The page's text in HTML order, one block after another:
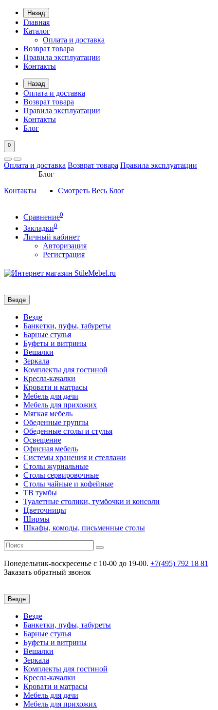
Назад
Главная
Каталог
Оплата и доставка
Возврат товара
Правила эксплуатации
Контакты
Назад
Оплата и доставка
Возврат товара
Правила эксплуатации
Контакты
Блог
0
Оплата и доставка Возврат товара Правила эксплуатации
Контакты
Блог
Смотреть Весь Блог
Сравнение0
Закладки0
Личный кабинет
Авторизация
Регистрация
Везде
Везде
Банкетки, пуфы, табуреты
Барные стулья
Буфеты и витрины
Вешалки
Зеркала
Комплекты для гостиной
Кресла-качалки
Кровати и матрасы
Мебель для дачи
Мебель для прихожих
Мягкая мебель
Обеденные группы
Обеденные столы и стулья
Освещение
Офисная мебель
Системы хранения и стеллажи
Столы журнальные
Столы сервировочные
Столы чайные и кофейные
ТВ тумбы
Туалетные столики, тумбочки и консоли
Цветочницы
Ширмы
Шкафы, комоды, письменные столы
Понедельник-воскресенье c 10-00 до 19-00. +7(495) 792 18 81
Заказать обратный звонок
Везде
Везде
Банкетки, пуфы, табуреты
Барные стулья
Буфеты и витрины
Вешалки
Зеркала
Комплекты для гостиной
Кресла-качалки
Кровати и матрасы
Мебель для дачи
Мебель для прихожих